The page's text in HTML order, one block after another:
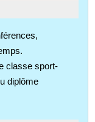
classe sport-
diplôme